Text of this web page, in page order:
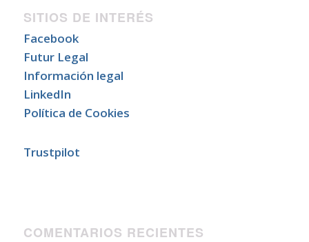
SITIOS DE INTERÉS
Facebook
Futur Legal
Información legal
LinkedIn
Política de Cookies
Trustpilot
COMENTARIOS RECIENTES